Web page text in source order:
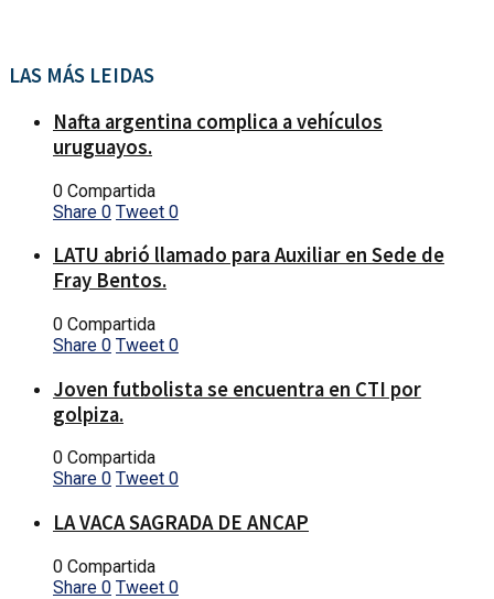
LAS MÁS LEIDAS
Nafta argentina complica a vehículos
uruguayos.
0 Compartida
Share 0 Tweet 0
LATU abrió llamado para Auxiliar en Sede de
Fray Bentos.
0 Compartida
Share 0 Tweet 0
Joven futbolista se encuentra en CTI por
golpiza.
0 Compartida
Share 0 Tweet 0
LA VACA SAGRADA DE ANCAP
0 Compartida
Share 0 Tweet 0